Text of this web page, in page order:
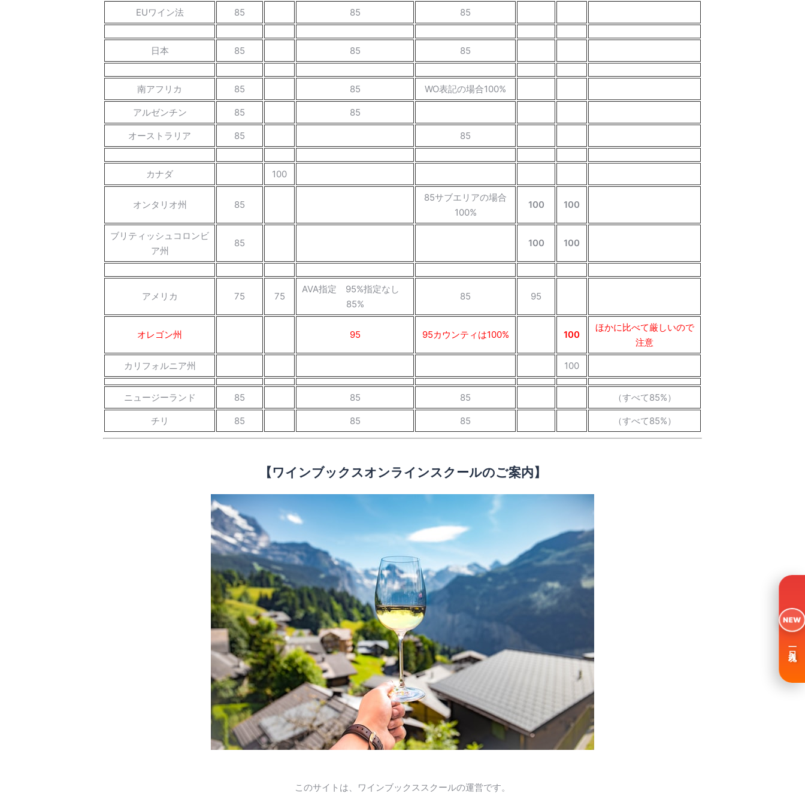
EUワイン法 85 85 85
日本 85 85 85
南アフリカ 85 85 WO表記の場合100%
アルゼンチン 85 85
オーストラリア 85 85
カナダ 100
オンタリオ州 85
85サブエリアの場合
100%
100 100
ブリティッシュコロンビ
ア州
85 100 100
アメリカ 75 75
AVA指定 95%指定なし
85%
85 95
オレゴン州 95 95カウンティは100% 100
ほかに比べて厳しいので
注意
カリフォルニア州 100
ニュージーランド 85 85 85 （すべて85%）
チリ 85 85 85 （すべて85%）
【ワインブックスオンラインスクールのご案内】
このサイトは、ワインブックススクールの運営です。
NEW
一日入魂